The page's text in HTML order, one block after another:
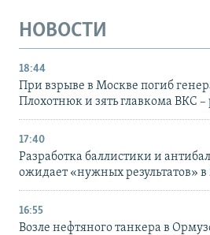
НОВОСТИ
18:44
При взрыве в Москве погиб
Плохотнюк и зять главкома ВКС
17:40
Разработка баллистики и
ожидает «нужных результатов» в
16:55
Возле нефтяного танкера в